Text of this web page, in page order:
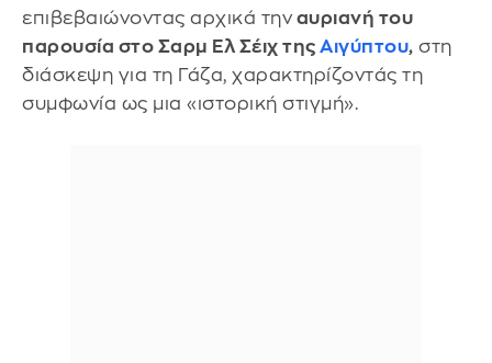
επιβεβαιώνοντας αρχικά την αυριανή του
παρουσία στο Σαρμ Ελ Σέιχ της Αιγύπτου, στη
διάσκεψη για τη Γάζα, χαρακτηρίζοντάς τη
συμφωνία ως μια «ιστορική στιγμή».